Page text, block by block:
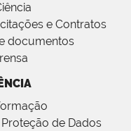
e Contratos
documentos
Proteção de Dados